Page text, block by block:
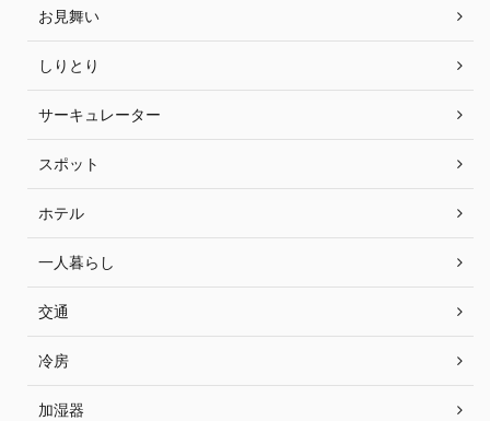
お見舞い
しりとり
サーキュレーター
スポット
ホテル
一人暮らし
交通
冷房
加湿器